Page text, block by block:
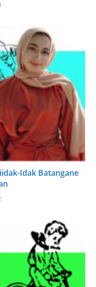
Idak Batangane